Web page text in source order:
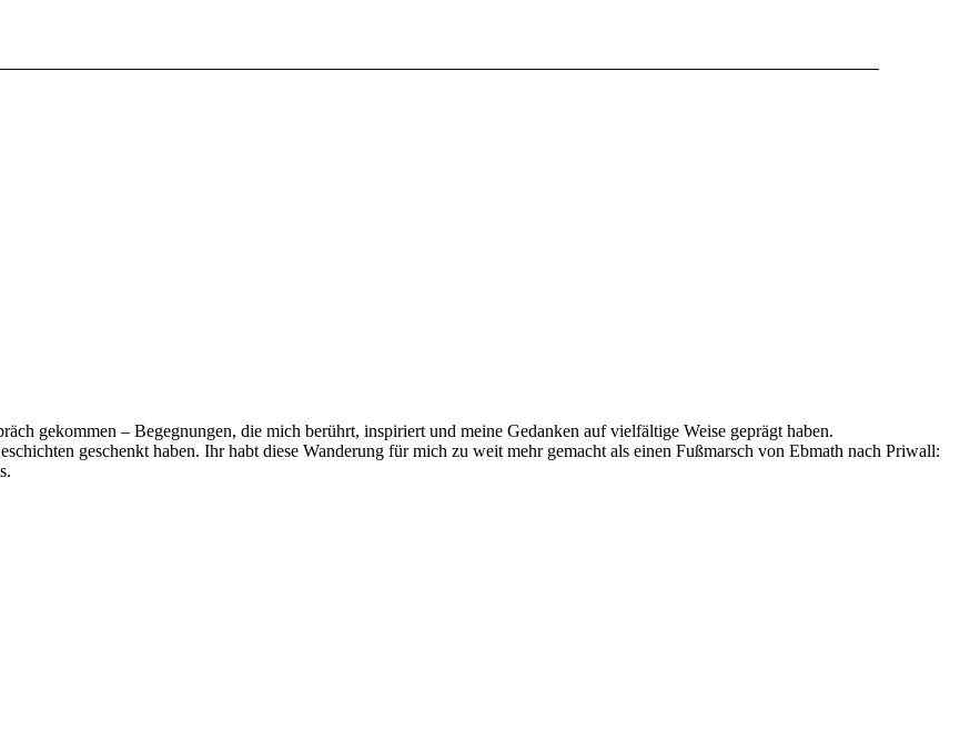
gekommen – Begegnungen, die mich berührt, inspiriert und meine Gedanken auf vielfältige Weise geprägt haben.
geschenkt haben. Ihr habt diese Wanderung für mich zu weit mehr gemacht als einen Fußmarsch von Ebmath nach Priwall: